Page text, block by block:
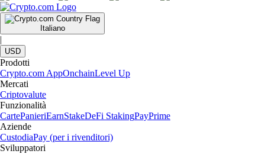
Italiano
|
USD
Prodotti
Crypto.com AppOnchainLevel Up
Mercati
Criptovalute
Funzionalità
CartePanieriEarnStakeDeFi StakingPayPrime
Aziende
CustodiaPay (per i rivenditori)
Sviluppatori